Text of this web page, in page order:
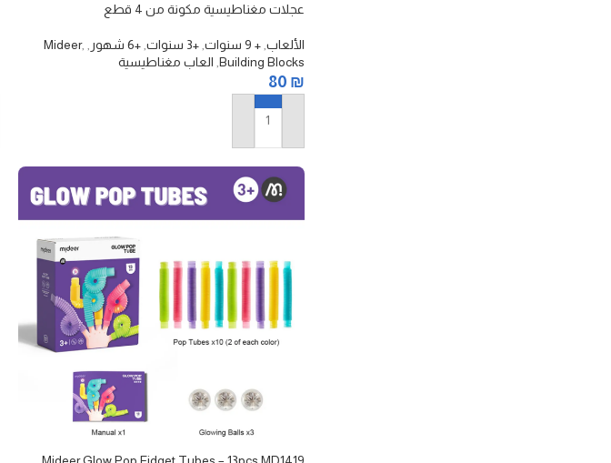
عجلات مغناطيسية مكونة من 4 قطع
الألعاب + 9 سنوات +3 سنوات +6 شهور Mideer,
Building Blocks العاب مغناطيسية
80 ₪
إضافة إلى السلة